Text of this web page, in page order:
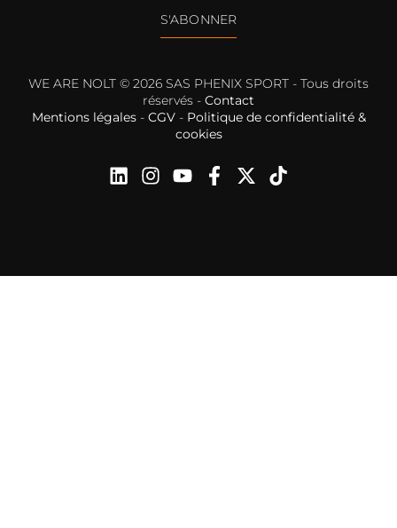
S'ABONNER
WE ARE NOLT © 2026 SAS PHENIX SPORT - Tous droits
réservés - Contact
Mentions légales- CGV- Politique de confidentialité &
cookies